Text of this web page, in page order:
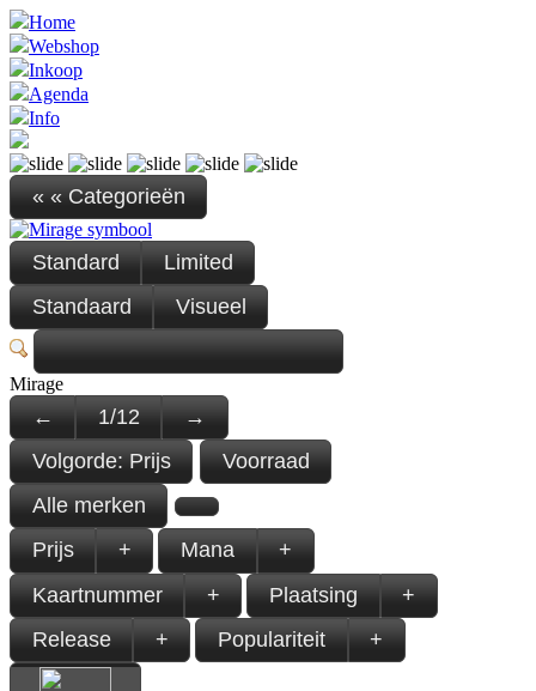
Home
Webshop
Inkoop
Agenda
Info
« « Categorieën
Standard
Limited
Standaard
Visueel
Mirage
← 1/12
→
Volgorde: Prijs
Voorraad
Alle merken
Prijs
+ Mana
+
Kaartnummer
+ Plaatsing
+
Release
+ Populariteit +